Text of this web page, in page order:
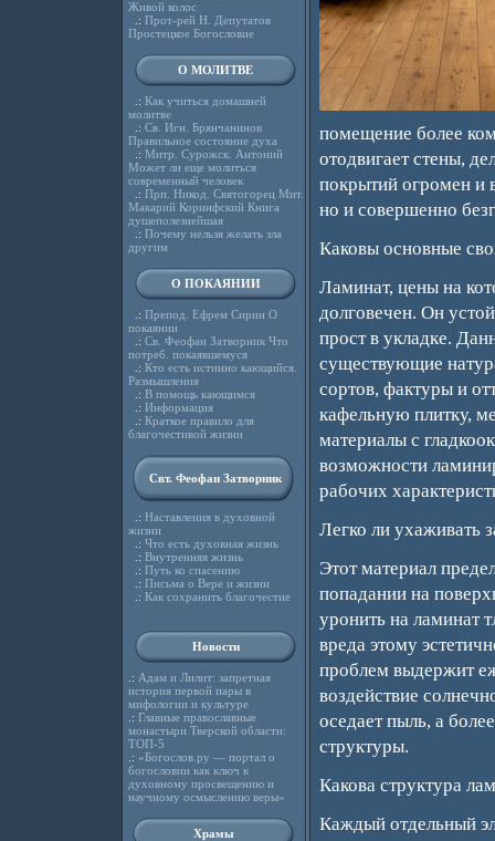
Живой колос
.: Прот-рей Н. Депутатов
Простецкое Богословие
О МОЛИТВЕ
.: Как учиться домашней
молитве
.: Св. Игн. Брянчанинов
Правильное состояние духа
.: Митр. Сурожск. Антоний
Может ли еще молиться
современный человек
.: Прп. Никод. Святогорец Мит.
Макарий Коринфский Книга
душеполезнейшая
.: Почему нельзя желать зла
другим
О ПОКАЯНИИ
.: Препод. Ефрем Сирин О
покаянии
.: Св. Феофан Затворник Что
потреб. покаявшемуся
.: Кто есть истинно кающийся.
Размышления
.: В помощь кающимся
.: Информация
.: Краткое правило для
благочестивой жизни
Свт. Феофан Затворник
.: Наставления в духовной
жизни
.: Что есть духовная жизнь
.: Внутренняя жизнь
.: Путь ко спасению
.: Письма о Вере и жизни
.: Как сохранить благочестие
Новости
.: Адам и Лилит: запретная
история первой пары в
мифологии и культуре
.: Главные православные
монастыри Тверской области:
ТОП-5
.: «Богослов.ру — портал о
богословии как ключ к
духовному просвещению и
научному осмыслению веры»
Храмы
помещение более
отодвигает стены,
покрытий огромен и
но и совершенно
Каковы основные
Ламинат, цены на
долговечен. Он
прост в укладке.
существующие
сортов, фактуры и
кафельную плитку,
материалы с
возможности
рабочих
Легко ли ухаживать
Этот материал
попадании на
уронить на ламинат
вреда этому
проблем выдержит
воздействие
оседает пыль, а
структуры.
Какова структура
Каждый отдельный